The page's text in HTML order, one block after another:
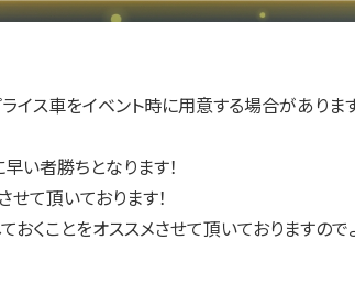
イス車をイベント時に用意する場合がありま
い者勝ちとなります！
て頂いております！
くことをオススメさせて頂いておりますので